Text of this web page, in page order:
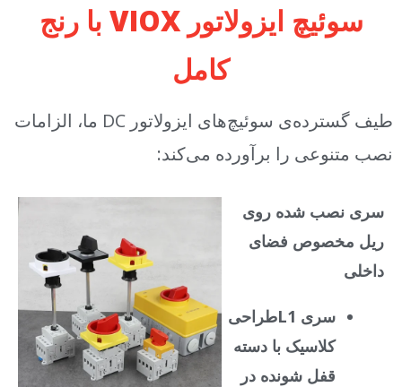
سوئیچ ایزولاتور VIOX با رنج
کامل
طیف گسترده‌ی سوئیچ‌های ایزولاتور DC ما، الزامات
نصب متنوعی را برآورده می‌کند:
سری نصب شده روی
ریل مخصوص فضای
داخلی
سری L1
طراحی
کلاسیک با دسته
قفل شونده در